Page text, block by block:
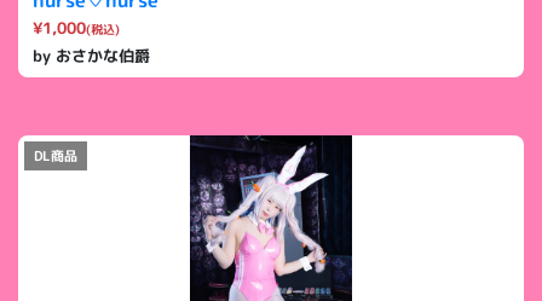
¥1,000(税込)
by おさかな伯爵
DL商品